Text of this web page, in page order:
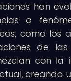
han
a
como los
de las
con la
creando